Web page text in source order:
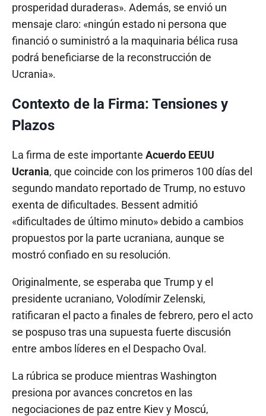
prosperidad duraderas». Además, se envió un
mensaje claro: «ningún estado ni persona que
financió o suministró a la maquinaria bélica rusa
podrá beneficiarse de la reconstrucción de
Ucrania».
Contexto de la Firma: Tensiones y
Plazos
La firma de este importante Acuerdo EEUU
Ucrania, que coincide con los primeros 100 días del
segundo mandato reportado de Trump, no estuvo
exenta de dificultades. Bessent admitió
«dificultades de último minuto» debido a cambios
propuestos por la parte ucraniana, aunque se
mostró confiado en su resolución.
Originalmente, se esperaba que Trump y el
presidente ucraniano, Volodímir Zelenski,
ratificaran el pacto a finales de febrero, pero el acto
se pospuso tras una supuesta fuerte discusión
entre ambos líderes en el Despacho Oval.
La rúbrica se produce mientras Washington
presiona por avances concretos en las
negociaciones de paz entre Kiev y Moscú,